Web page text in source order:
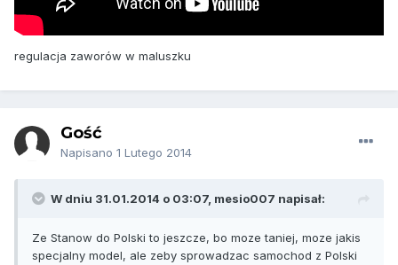
regulacja zaworów w maluszku
Gość
Napisano 1 Lutego 2014
W dniu 31.01.2014 o 03:07, mesio007 napisał:
Ze Stanow do Polski to jeszcze, bo moze taniej, moze jakis
specjalny model, ale zeby sprowadzac samochod z Polski